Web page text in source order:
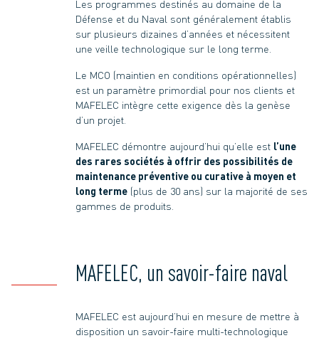
Les programmes destinés au domaine de la
Défense et du Naval sont généralement établis
sur plusieurs dizaines d’années et nécessitent
une veille technologique sur le long terme.
Le MCO (maintien en conditions opérationnelles)
est un paramètre primordial pour nos clients et
MAFELEC intègre cette exigence dès la genèse
d’un projet.
MAFELEC démontre aujourd’hui qu’elle est l’une
des rares sociétés à offrir des possibilités de
maintenance préventive ou curative à moyen et
long terme (plus de 30 ans) sur la majorité de ses
gammes de produits.
MAFELEC, un savoir-faire naval
MAFELEC est aujourd’hui en mesure de mettre à
disposition un savoir-faire multi-technologique